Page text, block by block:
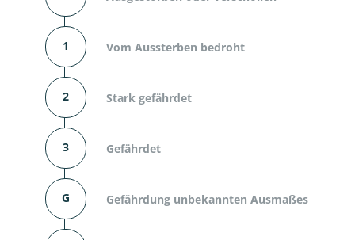
1 Vom Aussterben bedroht
2 Stark gefährdet
3 Gefährdet
G Gefährdung unbekannten Ausmaßes